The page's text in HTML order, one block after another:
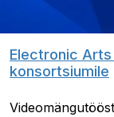
Electronic Arts
konsortsiumile